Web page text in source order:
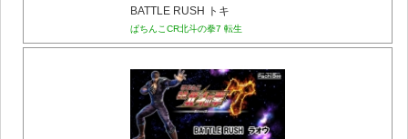
BATTLE RUSH トキ
ぱちんこCR北斗の拳7 転生